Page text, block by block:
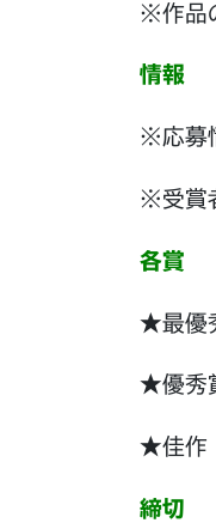
※作品
情報
※応募
※受賞
各賞
★最優
★優秀
★佳作
締切